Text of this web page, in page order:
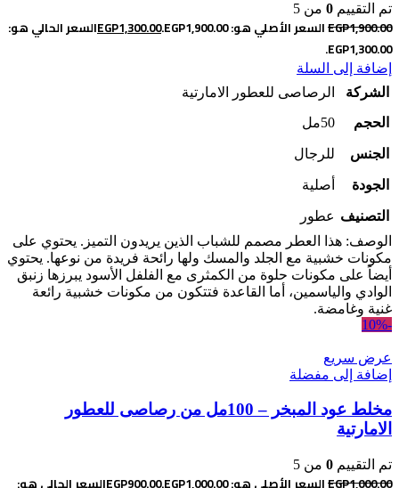
تم التقييم 0 من 5
EGP1,900.00 السعر الأصلي هو: EGP1,900.00. EGP1,300.00
السعر الحالي هو:
EGP1,300.00.
إضافة إلى السلة
الشركة
الرصاصى للعطور الامارتية
الحجم
50مل
الجنس للرجال
الجودة أصلية
التصنيف عطور
الوصف: هذا العطر مصمم للشباب الذين يريدون التميز. يحتوي على
مكونات خشبية مع الجلد والمسك ولها رائحة فريدة من نوعها. يحتوي
أيضاً على مكونات حلوة من الكمثرى مع الفلفل الأسود يبرزها زنبق
الوادي والياسمين، أما القاعدة فتتكون من مكونات خشبية رائعة
غنية وغامضة.
-10%
عرض سريع
إضافة إلى مفضلة
مخلط عود المبخر – 100مل من رصاصى للعطور
الامارتية
تم التقييم 0 من 5
EGP1,000.00 السعر الأصلي هو: EGP1,000.00. EGP900.00
السعر الحالي هو: